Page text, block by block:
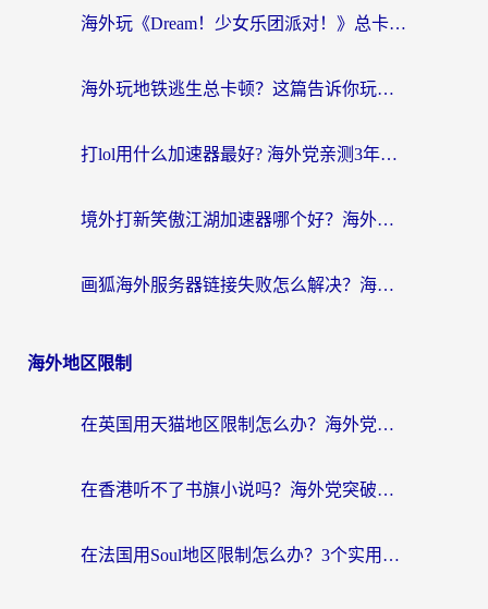
海外玩《Dream！少女乐团派对！》总卡顿？加速器到底能不能用？一篇指南解决你的国服游戏难题
海外玩地铁逃生总卡顿？这篇告诉你玩地铁逃生用什么加速器好,比较好
打lol用什么加速器最好? 海外党亲测3年的国服游戏加速终极攻略
境外打新笑傲江湖加速器哪个好？海外玩家国服畅玩全攻略（附实测推荐）
画狐海外服务器链接失败怎么解决？海外玩家国服游戏加速器终极指南
海外地区限制
在英国用天猫地区限制怎么办？海外党必备的国内平台解锁指南
在香港听不了书旗小说吗？海外党突破内容限制的实用指南
在法国用Soul地区限制怎么办？3个实用技巧帮你轻松解决（附德国场景方案）